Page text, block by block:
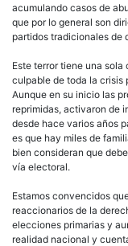
acumulando casos de
que por lo general son
partidos tradicionales de
Este terror tiene una
culpable de toda la crisis
Aunque en su inicio las
reprimidas, activaron de
desde hace varios años
es que hay miles de
bien consideran que
vía electoral.
Estamos convencidos
reaccionarios de la
elecciones primarias y
realidad nacional y